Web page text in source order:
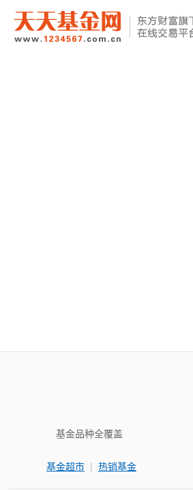
基金品种全覆盖
基金超市 | 热销基金